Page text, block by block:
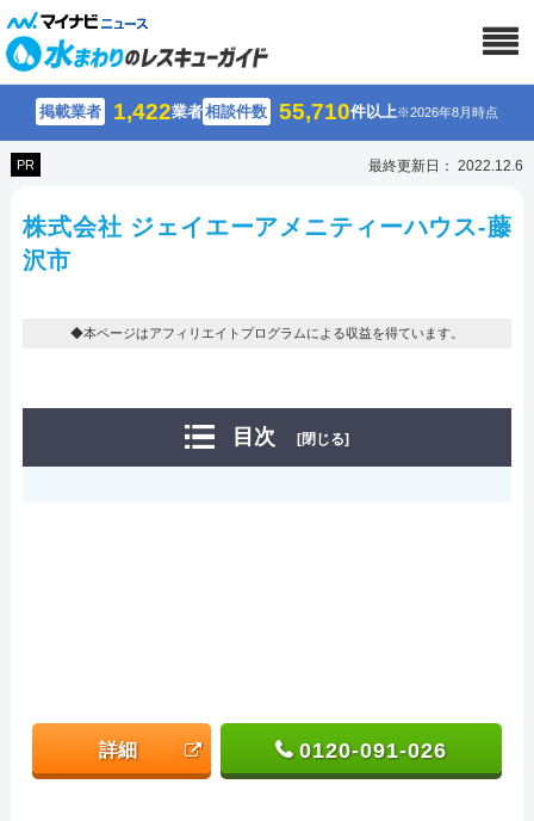
掲載業者 1,422業者相談件数 55,710件以上※2026年8月時点
PR 最終更新日： 2022.12.6
株式会社 ジェイエーアメニティーハウス-藤
沢市
◆本ページはアフィリエイトプログラムによる収益を得ています。
目次 [閉じる]
詳細 0120-091-026